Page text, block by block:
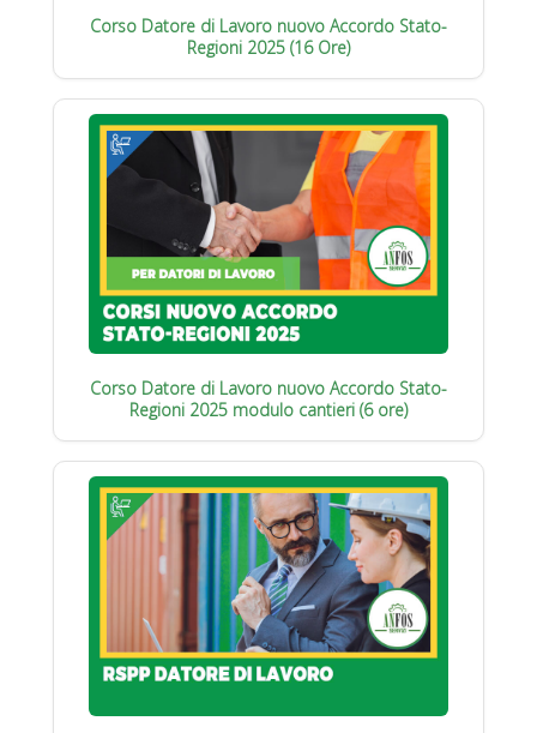
Corso Datore di Lavoro nuovo Accordo Stato-
Regioni 2025 (16 Ore)
Corso Datore di Lavoro nuovo Accordo Stato-
Regioni 2025 modulo cantieri (6 ore)